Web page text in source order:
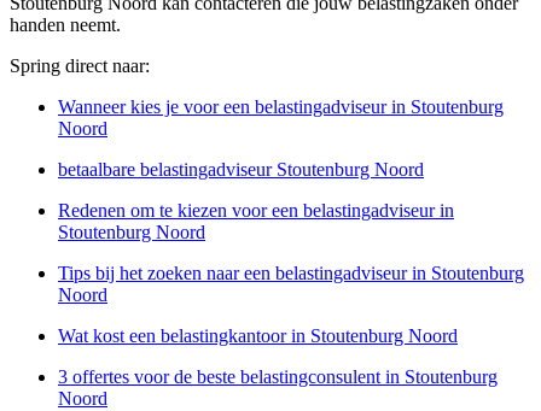
handen neemt.
Spring direct naar:
Wanneer kies je voor een belastingadviseur in Stoutenburg
Noord
betaalbare belastingadviseur Stoutenburg Noord
Redenen om te kiezen voor een belastingadviseur in
Stoutenburg Noord
Tips bij het zoeken naar een belastingadviseur in Stoutenburg
Noord
Wat kost een belastingkantoor in Stoutenburg Noord
3 offertes voor de beste belastingconsulent in Stoutenburg
Noord